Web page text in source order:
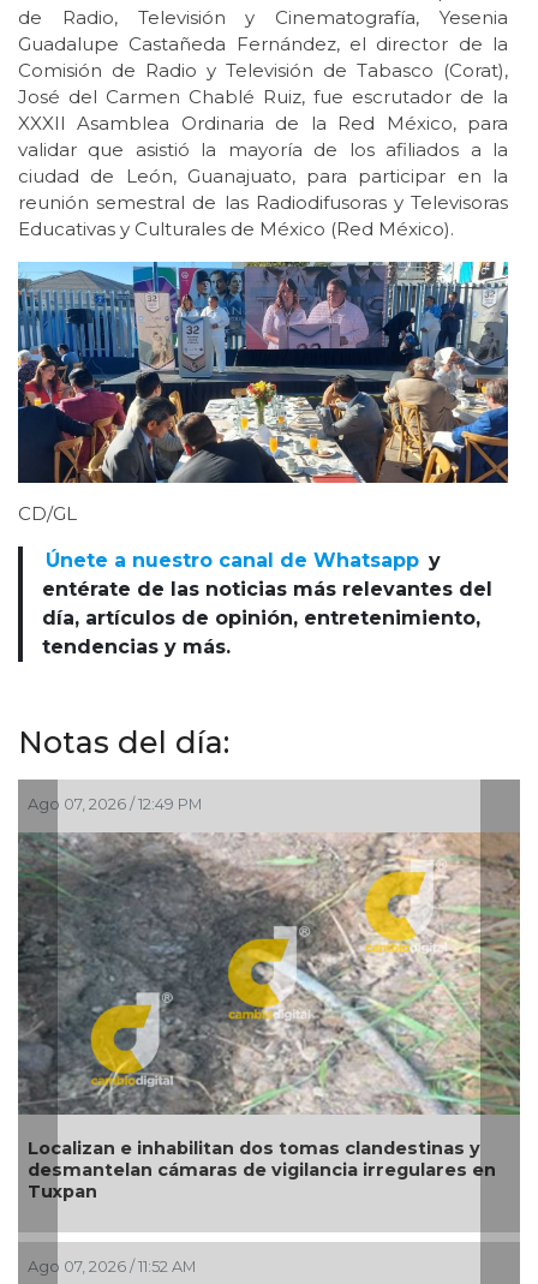
de Radio, Televisión y Cinematografía, Yesenia
Guadalupe Castañeda Fernández, el director de la
Comisión de Radio y Televisión de Tabasco (Corat),
José del Carmen Chablé Ruiz, fue escrutador de la
XXXII Asamblea Ordinaria de la Red México, para
validar que asistió la mayoría de los afiliados a la
ciudad de León, Guanajuato, para participar en la
reunión semestral de las Radiodifusoras y Televisoras
Educativas y Culturales de México (Red México).
CD/GL
Únete a nuestro canal de Whatsapp y
entérate de las noticias más relevantes del
día, artículos de opinión, entretenimiento,
tendencias y más.
Notas del día:
Ago 07, 2026 / 12:49 PM
Localizan e inhabilitan dos tomas clandestinas y
desmantelan cámaras de vigilancia irregulares en
Tuxpan
Ago 07, 2026 / 11:52 AM